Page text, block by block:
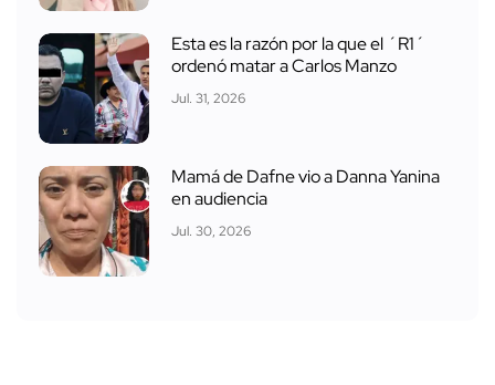
Esta es la razón por la que el ´R1´
ordenó matar a Carlos Manzo
Jul. 31, 2026
Mamá de Dafne vio a Danna Yanina
en audiencia
Jul. 30, 2026